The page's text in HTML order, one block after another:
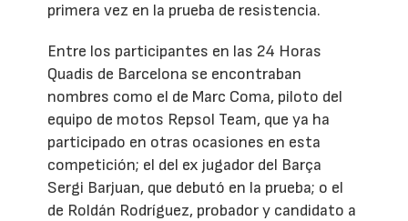
primera vez en la prueba de resistencia.
Entre los participantes en las 24 Horas
Quadis de Barcelona se encontraban
nombres como el de Marc Coma, piloto del
equipo de motos Repsol Team, que ya ha
participado en otras ocasiones en esta
competición; el del ex jugador del Barça
Sergi Barjuan, que debutó en la prueba; o el
de Roldán Rodríguez, probador y candidato a